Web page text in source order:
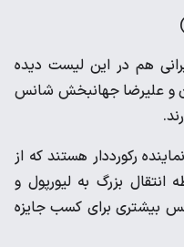
هم در این لیست دیده
و علیرضا جهانبخش شانس
رکورددار هستند که از
انتقال بزرگ به لیورپول و
بیشتری برای کسب جایزه